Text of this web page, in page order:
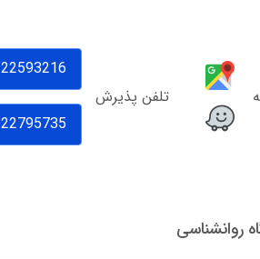
تلفن پذیرش
22593216
22795735
روانشناسی